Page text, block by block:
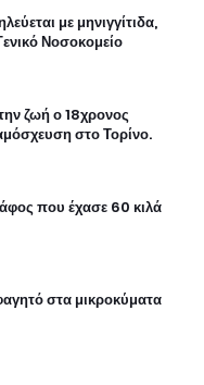
με μηνιγγίτιδα,
Νοσοκομείο
ζωή ο 18χρονος
στο Τορίνο.
που έχασε 60 κιλά
στα μικροκύματα